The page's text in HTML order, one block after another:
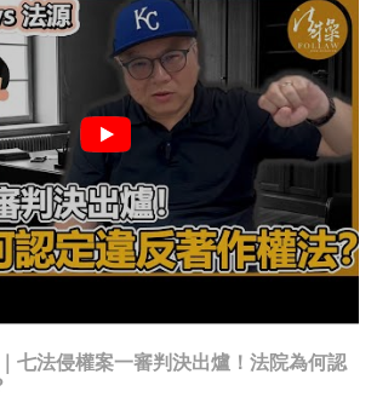
七法侵權案一審判決出爐！法院為何認